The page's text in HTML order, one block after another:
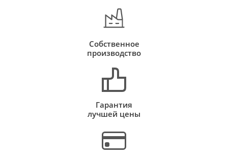
Собственное
производство
Гарантия
лучшей цены